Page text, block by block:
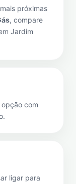
próximas
, compare
Jardim
com
ligar para